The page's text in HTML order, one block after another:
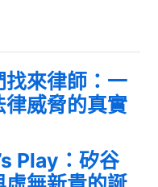
來律師：一
威脅的真實
Play：矽谷